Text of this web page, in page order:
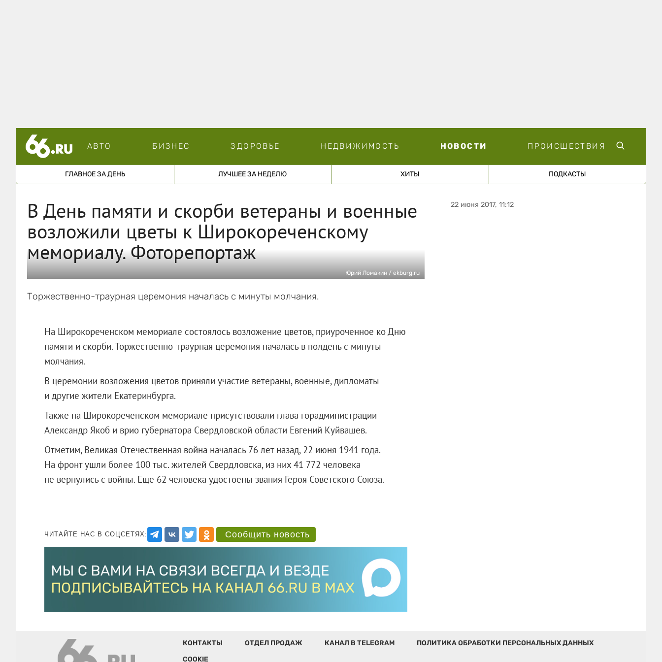
АВТО БИЗНЕС ЗДОРОВЬЕ НЕДВИЖИМОСТЬ НОВОСТИ ПРОИСШЕСТВИЯ
ГЛАВНОЕ ЗА ДЕНЬ ЛУЧШЕЕ ЗА НЕДЕЛЮ ХИТЫ ПОДКАСТЫ
В День памяти и скорби ветераны и военные
возложили цветы к Широкореченскому
мемориалу. Фоторепортаж
Юрий Ломакин / ekburg.ru
Торжественно-траурная церемония началась с минуты молчания.
На Широкореченском мемориале состоялось возложение цветов, приуроченное ко Дню
памяти и скорби. Торжественно-траурная церемония началась в полдень с минуты
молчания.
В церемонии возложения цветов приняли участие ветераны, военные, дипломаты
и другие жители Екатеринбурга.
Также на Широкореченском мемориале присутствовали глава горадминистрации
Александр Якоб и врио губернатора Свердловской области Евгений Куйвашев.
Отметим, Великая Отечественная война началась 76 лет назад, 22 июня 1941 года.
На фронт ушли более 100 тыс. жителей Свердловска, из них 41 772 человека
не вернулись с войны. Еще 62 человека удостоены звания Героя Советского Союза.
ЧИТАЙТЕ НАС В СОЦСЕТЯХ: Сообщить новость
22 июня 2017, 11:12
КОНТАКТЫ ОТДЕЛ ПРОДАЖ КАНАЛ В TELEGRAM
ПОЛИТИКА ОБРАБОТКИ ПЕРСОНАЛЬНЫХ ДАННЫХ
COOKIE